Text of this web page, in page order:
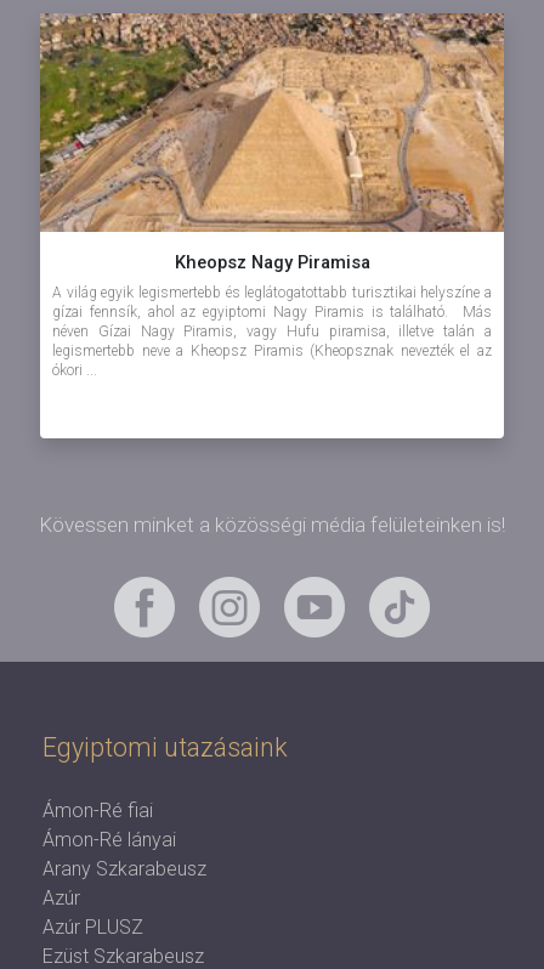
Kheopsz Nagy Piramisa
A világ egyik legismertebb és leglátogatottabb turisztikai helyszíne a
gízai fennsík, ahol az egyiptomi Nagy Piramis is található. Más
néven Gízai Nagy Piramis, vagy Hufu piramisa, illetve talán a
legismertebb neve a Kheopsz Piramis (Kheopsznak nevezték el az
ókori ...
Kövessen minket a közösségi média felületeinken is!
Egyiptomi utazásaink
Ámon-Ré fiai
Ámon-Ré lányai
Arany Szkarabeusz
Azúr
Azúr PLUSZ
Ezüst Szkarabeusz